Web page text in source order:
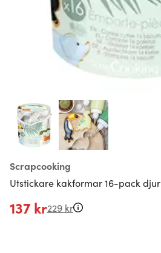
Scrapcooking
Utstickare kakformar 16-pack djur
137 kr229 kr